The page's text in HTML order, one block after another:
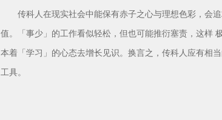
传科人在现实社会中能保有赤子之心与理想色彩，会追
值。「事少」的工作看似轻松，但也可能推衍塞责，这样
本着「学习」的心态去增长见识。换言之，传科人应有相
工具。